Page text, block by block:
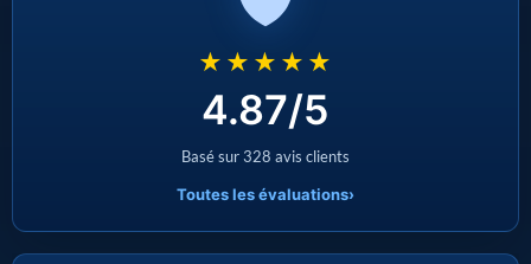
★★★★★
4.87/5
Basé sur 328 avis clients
Toutes les évaluations›